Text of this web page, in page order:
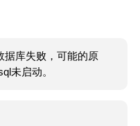
据库失败，可能的原
未启动。